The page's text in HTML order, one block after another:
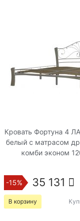
Кровать Фортуна 4
белый с матрасом
комби эконом
-15% 35 131
В корзину